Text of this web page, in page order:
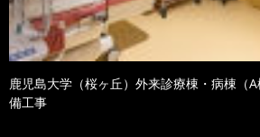
鹿児島大学（桜ヶ丘）外来診療棟・病棟（
備工事